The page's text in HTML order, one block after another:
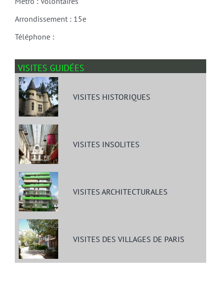
Arrondissement : 15e
Téléphone :
VISITES GUIDÉES
VISITES HISTORIQUES
VISITES INSOLITES
VISITES ARCHITECTURALES
VISITES DES VILLAGES DE PARIS